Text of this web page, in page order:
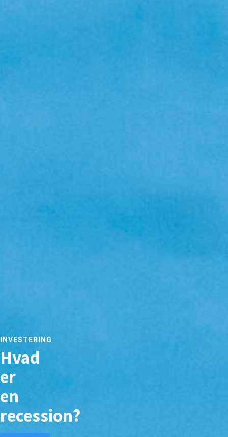
INVESTERING
Hvad
er
en
recession?